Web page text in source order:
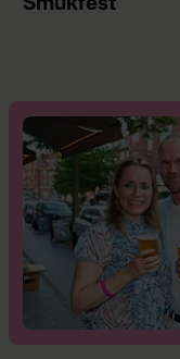
Smukfest